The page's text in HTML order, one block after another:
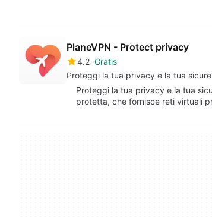
PlaneVPN - Protect privacy
4.2 Gratis
Proteggi la tua privacy e la tua
Proteggi la tua privacy e la tua
protetta, che fornisce reti virtuali